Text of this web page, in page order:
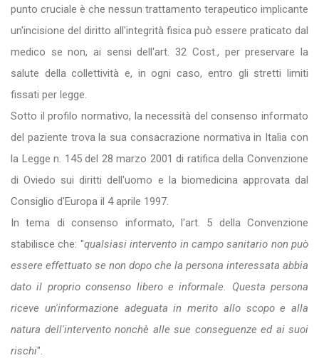
punto cruciale è che nessun trattamento terapeutico implicante
un'incisione del diritto all'integrità fisica può essere praticato dal
medico se non, ai sensi dell'art. 32 Cost., per preservare la
salute della collettività e, in ogni caso, entro gli stretti limiti
fissati per legge.
Sotto il profilo normativo, la necessità del consenso informato
del paziente trova la sua consacrazione normativa in Italia con
la Legge n. 145 del 28 marzo 2001 di ratifica della Convenzione
di Oviedo sui diritti dell'uomo e la biomedicina approvata dal
Consiglio d'Europa il 4 aprile 1997.
In tema di consenso informato, l'art. 5 della Convenzione
stabilisce che: "qualsiasi intervento in campo sanitario non può
essere effettuato se non dopo che la persona interessata abbia
dato il proprio consenso libero e informale. Questa persona
riceve un'informazione adeguata in merito allo scopo e alla
natura dell'intervento nonchè alle sue conseguenze ed ai suoi
rischi".